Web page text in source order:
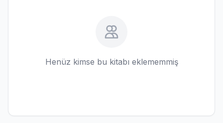
Henüz kimse bu kitabı eklememmiş